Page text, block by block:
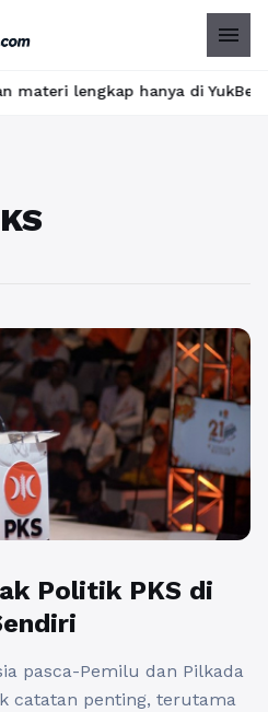
menu
hanya di
Politik PKS di
pasca-Pemilu dan Pilkada
catatan penting, terutama